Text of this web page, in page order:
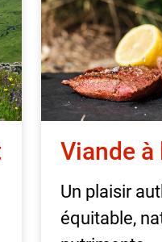
Viande à
Un plaisir
équitable,